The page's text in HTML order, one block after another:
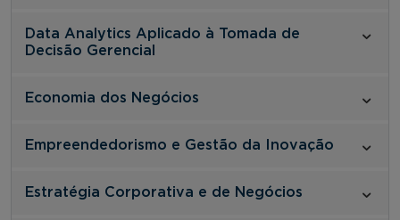
Data Analytics Aplicado à Tomada de
Decisão Gerencial
Economia dos Negócios
Empreendedorismo e Gestão da Inovação
Estratégia Corporativa e de Negócios